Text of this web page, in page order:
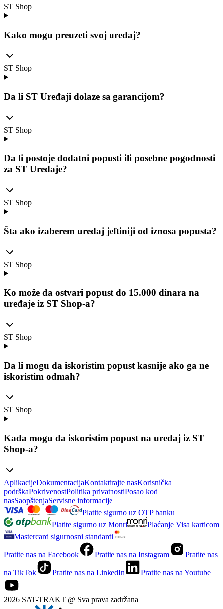
ST Shop
Kako mogu preuzeti svoj uređaj?
ST Shop
Da li ST Uređaji dolaze sa garancijom?
ST Shop
Da li postoje dodatni popusti ili posebne pogodnosti
za ST Uređaje?
ST Shop
Šta ako izaberem uređaj jeftiniji od iznosa popusta?
ST Shop
Ko može da ostvari popust do 15.000 dinara na
uređaje iz ST Shop-a?
ST Shop
Da li mogu da iskoristim popust kasnije ako ga ne
iskoristim odmah?
ST Shop
Kada mogu da iskoristim popust na uređaj iz ST
Shop-a?
AplikacijeDokumentacijaKontaktirajte nasKorisnička
podrškaPokrivenostPolitika privatnostiPosao kod
nasSaopštenjaServisne informacije
Platite sigurno uz OTP banku
Platite sigurno uz Monri
Plaćanje Visa karticom
Mastercard sigurnosni standardi
Pratite nas na Facebook Pratite nas na Instagram Pratite nas
na TikTok Pratite nas na LinkedIn Pratite nas na Youtube
2026 SAT-TRAKT @ Sva prava zadržana